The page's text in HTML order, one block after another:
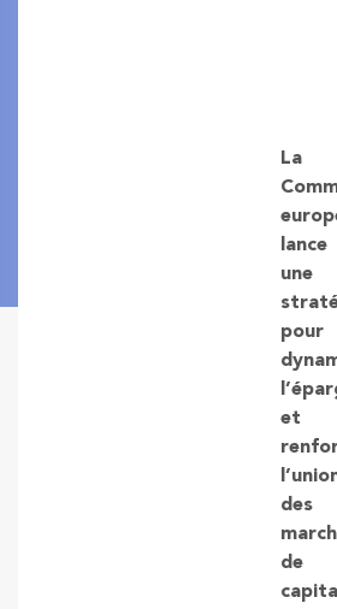
La
lance
une
pour
et
des
de